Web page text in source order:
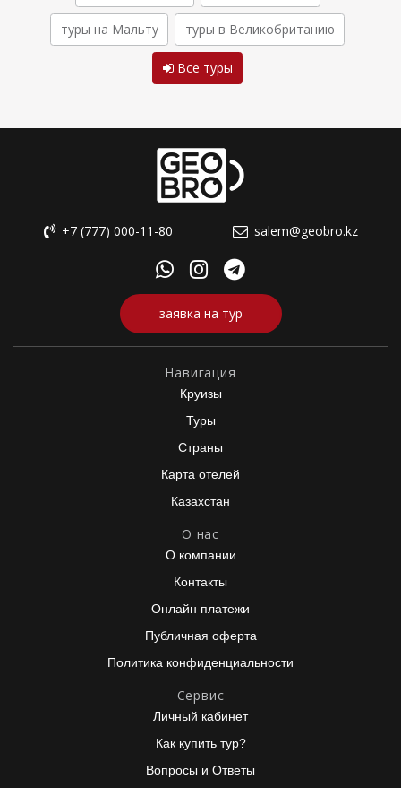
туры на Мальту туры в Великобританию
Все туры
+7 (777) 000-11-80 salem@geobro.kz
заявка на тур
Навигация
Круизы
Туры
Страны
Карта отелей
Казахстан
О нас
О компании
Контакты
Онлайн платежи
Публичная оферта
Политика конфиденциальности
Сервис
Личный кабинет
Как купить тур?
Вопросы и Ответы